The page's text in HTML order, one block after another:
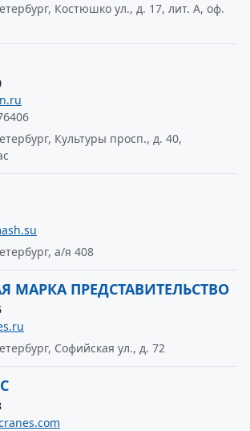
Костюшко ул., д. 17, лит. А, оф.
Культуры просп., д. 40,
а/я 408
МАРКА ПРЕДСТАВИТЕЛЬСТВО
Софийская ул., д. 72